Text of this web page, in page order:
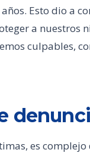
Esto dio a
a nuestros
culpables,
es